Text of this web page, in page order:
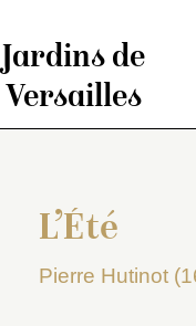
Jardins de
Versailles
L’Été
Pierre Hutinot